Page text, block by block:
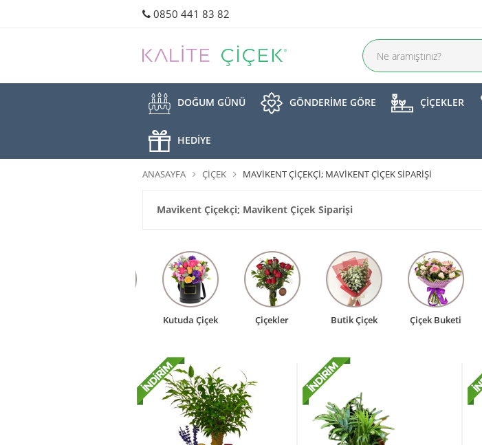
0850 441 83 82
DOĞUM GÜNÜ GÖNDERİME GÖRE ÇİÇEKLER
HEDİYE
ANASAYFA ÇIÇEK MAVIKENT ÇIÇEKÇI; MAVIKENT ÇIÇEK SIPARIŞI
Mavikent Çiçekçi; Mavikent Çiçek Siparişi
Kutuda Çiçek Çiçekler Butik Çiçek Çiçek Buketi